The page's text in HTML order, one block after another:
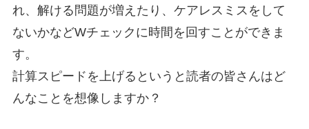
れ、解ける問題が増えたり、ケアレスミスをして
ないかなどWチェックに時間を回すことができま
す。
計算スピードを上げるというと読者の皆さんはど
んなことを想像しますか？